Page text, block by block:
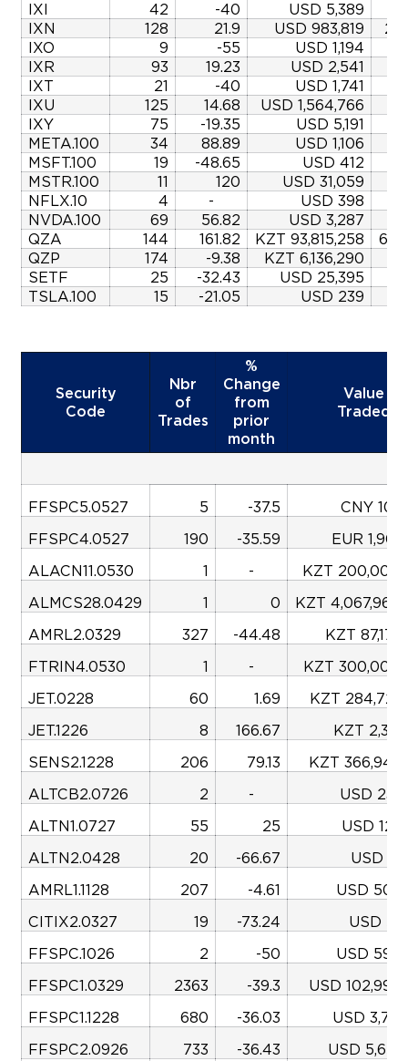
IXI 42 -40 USD 5,389
IXN
128 21.9 USD 983,819
IXO
9 -55 USD 1,194
IXR
93 19.23 USD 2,541
IXT
21 -40 USD 1,741
IXU
125 14.68 USD 1,564,766
IXY
75 -19.35
USD 5,191
META.100
34 88.89 USD 1,106
MSFT.100
19 -48.65 USD 412
MSTR.100
11 120 USD 31,059
NFLX.10
4 - USD 398
NVDA.100
69 56.82 USD 3,287
QZA
144 161.82 KZT 93,815,258
QZP
174 -9.38 KZT 6,136,290
SETF
25 -32.43 USD 25,395
TSLA.100
15 -21.05 USD 239
Security
Code
Nbr
of
Trades
%
Change
from
prior
month
Value
Traded
FFSPC5.0527
5 -37.5
CNY
FFSPC4.0527
190 -35.59
EUR
ALACN11.0530
1 -
KZT
ALMCS28.0429
1 0
KZT
AMRL2.0329
327 -44.48
KZT
FTRIN4.0530
1 -
KZT
JET.0228
60 1.69
KZT
JET.1226
8 166.67
KZT
SENS2.1228
206 79.13
KZT
ALTCB2.0726
2 -
USD
ALTN1.0727
55 25
USD
ALTN2.0428
20 -66.67
USD
AMRL1.1128
207 -4.61
USD
CITIX2.0327
19 -73.24
USD
FFSPC.1026
2 -50
USD
FFSPC1.0329
2363 -39.3
USD
FFSPC1.1228
680 -36.03
USD
FFSPC2.0926
733 -36.43
USD